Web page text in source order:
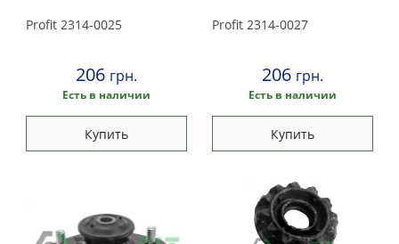
Profit 2314-0025
206 грн.
Есть в наличии
Купить
Profit 2314-0027
206 грн.
Есть в наличии
Купить